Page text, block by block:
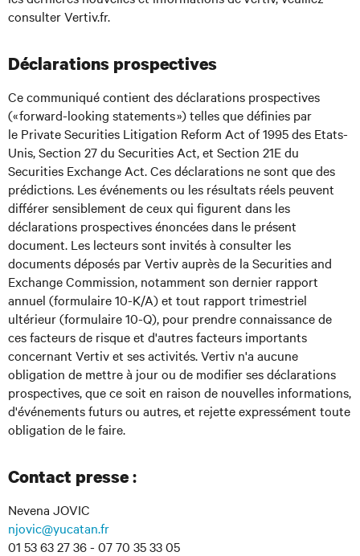
consulter Vertiv.fr.
Déclarations prospectives
Ce communiqué contient des déclarations prospectives
(« forward-looking statements ») telles que définies par
le Private Securities Litigation Reform Act of 1995 des Etats-
Unis, Section 27 du Securities Act, et Section 21E du
Securities Exchange Act. Ces déclarations ne sont que des
prédictions. Les événements ou les résultats réels peuvent
différer sensiblement de ceux qui figurent dans les
déclarations prospectives énoncées dans le présent
document. Les lecteurs sont invités à consulter les
documents déposés par Vertiv auprès de la Securities and
Exchange Commission, notamment son dernier rapport
annuel (formulaire 10-K/A) et tout rapport trimestriel
ultérieur (formulaire 10-Q), pour prendre connaissance de
ces facteurs de risque et d'autres facteurs importants
concernant Vertiv et ses activités. Vertiv n'a aucune
obligation de mettre à jour ou de modifier ses déclarations
prospectives, que ce soit en raison de nouvelles informations,
d'événements futurs ou autres, et rejette expressément toute
obligation de le faire.
Contact presse:
Nevena JOVIC
njovic@yucatan.fr
01 53 63 27 36 - 07 70 35 33 05